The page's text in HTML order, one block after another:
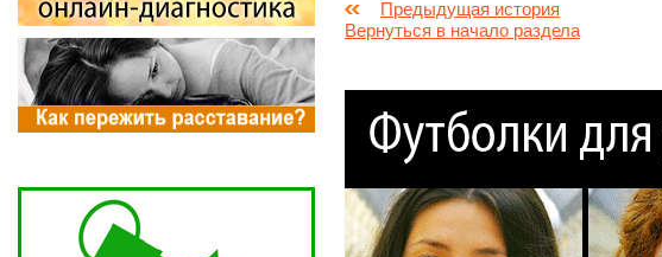
Предыдущая история
Вернуться в начало раздела